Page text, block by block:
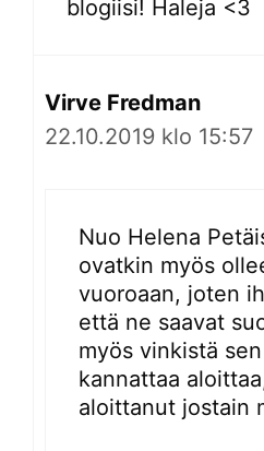
blogiisi! Haleja <3
Virve Fredman
22.10.2019 klo 15:57
Nuo Helena
ovatkin myös
vuoroaan, joten
että ne saavat
myös vinkistä
kannattaa
aloittanut jostain